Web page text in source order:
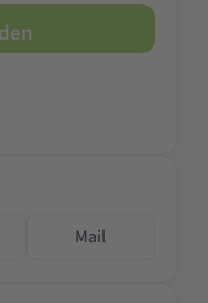
Mail